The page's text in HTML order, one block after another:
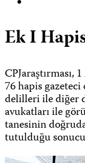
Ek I
CPJaraştırması,
76 hapis
delilleri ile diğer
avukatları ile
tanesinin
tutulduğu